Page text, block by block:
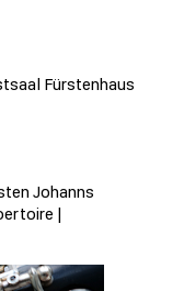
Johanns
|
Fürstenhaus